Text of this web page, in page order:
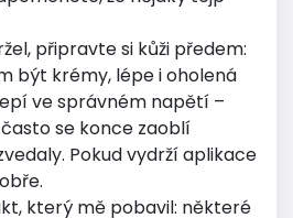
připravte si kůži předem:
být krémy, lépe i oholená
ve správném napětí –
se konce zaoblí
Pokud vydrží aplikace
který mě pobavil: některé